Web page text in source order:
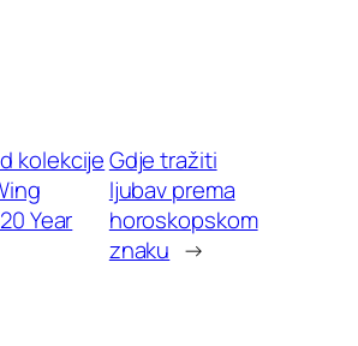
kolekcije
Year
Gdje tražiti
ljubav prema
horoskopskom
znaku →